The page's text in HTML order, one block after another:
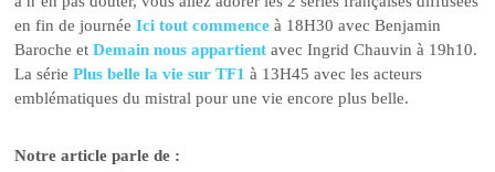
en fin de journéeIci tout commence à 18H30 avec Benjamin
Baroche etDemain nous appartient avec Ingrid Chauvin à 19h10.
La sériePlus belle la vie sur TF1 à 13H45 avec les acteurs
emblématiques du mistral pour une vie encore plus belle.
Notre article parle de :